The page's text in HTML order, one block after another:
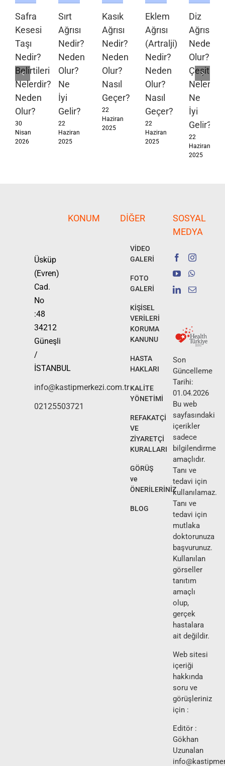
Safra
Kesesi
Taşı
Nedir?
Belirtileri
Nelerdir?
Neden
Olur?
30
Nisan
2026
Sırt
Ağrısı
Nedir?
Neden
Olur?
Ne
İyi
Gelir?
22
Haziran
2025
Kasık
Ağrısı
Nedir?
Neden
Olur?
Nasıl
Geçer?
22
Haziran
2025
Eklem
Ağrısı
(Artralji)
Nedir?
Neden
Olur?
Nasıl
Geçer?
22
Haziran
2025
Diz
Ağrısı
Neden
Olur?
Çeşitleri
Nelerdir?
Ne
İyi
Gelir?
22
Haziran
2025
Üsküp
(Evren)
Cad.
No
:48
34212
Güneşli
/
İSTANBUL
info@kastipmerkezi.com.tr
02125503721
KONUM DIĞER
VİDEO
GALERİ
FOTO
GALERİ
KİŞİSEL
VERİLERİ
KORUMA
KANUNU
HASTA
HAKLARI
KALİTE
YÖNETİMİ
REFAKATÇİ
VE
ZİYARETÇİ
KURALLARI
GÖRÜŞ
ve
ÖNERİLERİNİZ
BLOG
SOSYAL
MEDYA
Son
Güncelleme
Tarihi:
01.04.2026
Bu web
sayfasındaki
içerikler
sadece
bilgilendirme
amaçlıdır.
Tanı ve
tedavi için
kullanılamaz.
Tanı ve
tedavi için
mutlaka
doktorunuza
başvurunuz.
Kullanılan
görseller
tanıtım
amaçlı
olup,
gerçek
hastalara
ait değildir.
Web sitesi
içeriği
hakkında
soru ve
görüşleriniz
için :
Editör :
Gökhan
Uzunalan